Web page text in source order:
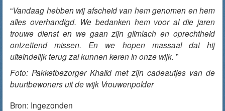
“Vandaag hebben wij afscheid van hem genomen en hem
alles overhandigd. We bedanken hem voor al die jaren
trouwe dienst en we gaan zijn glimlach en oprechtheid
ontzettend missen. En we hopen massaal dat hij
uiteindelijk terug zal kunnen keren in onze wijk. ”
Foto: Pakketbezorger Khalid met zijn cadeautjes van de
buurtbewoners uit de wijk Vrouwenpolder
Bron: Ingezonden